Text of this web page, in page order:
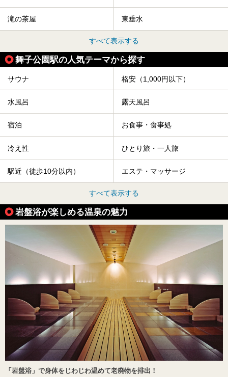
滝の茶屋 東垂水
すべて表示する
舞子公園駅の人気テーマから探す
サウナ 格安（1,000円以下）
水風呂 露天風呂
宿泊 お食事・食事処
冷え性 ひとり旅・一人旅
駅近（徒歩10分以内） エステ・マッサージ
すべて表示する
岩盤浴が楽しめる温泉の魅力
「岩盤浴」で身体をじわじわ温めて老廃物を排出！